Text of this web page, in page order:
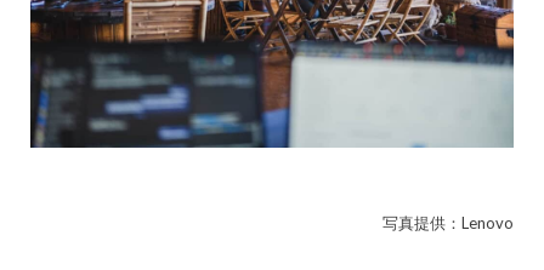
写真提供：Lenovo